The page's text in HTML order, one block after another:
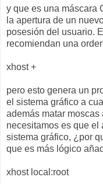
y que es una máscara
la apertura de un
posesión del usuario.
recomiendan una
xhost +
pero esto genera un
el sistema gráfico a
además matar
necesitamos es que el
sistema gráfico, ¿por
que es más lógico
xhost local:root